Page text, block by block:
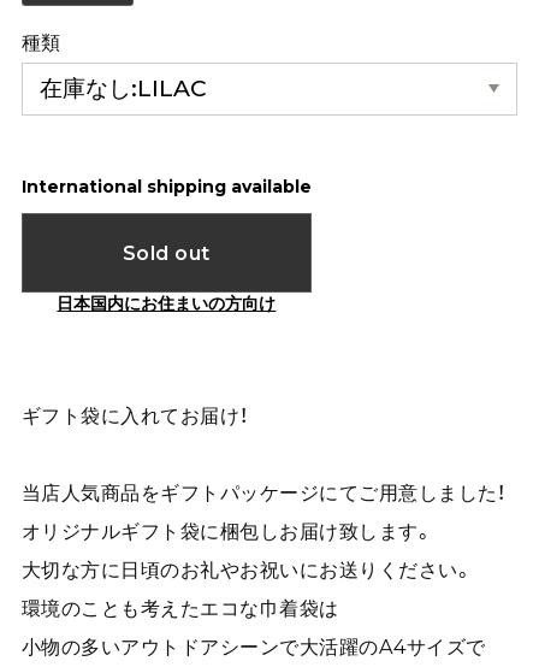
種類
International shipping available
Sold out
日本国内にお住まいの方向け
ギフト袋に入れてお届け！
当店人気商品をギフトパッケージにてご用意しました！
オリジナルギフト袋に梱包しお届け致します。
大切な方に日頃のお礼やお祝いにお送りください。
環境のことも考えたエコな巾着袋は
小物の多いアウトドアシーンで大活躍のA4サイズで